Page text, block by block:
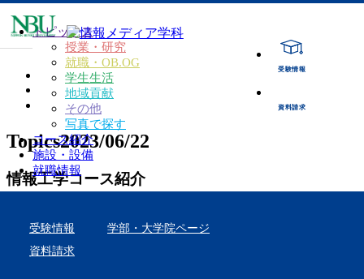
受験情報
資料請求
トピックス
授業・研究
就職・OB.OG
学生生活
地域貢献
その他
写真で探す
コース紹介
施設・設備
就職情報
受験情報
学部・大学院ページ
資料請求
TOP
TOPICS
情報工学コース紹介
Topics2023/06/22
情報工学コース紹介